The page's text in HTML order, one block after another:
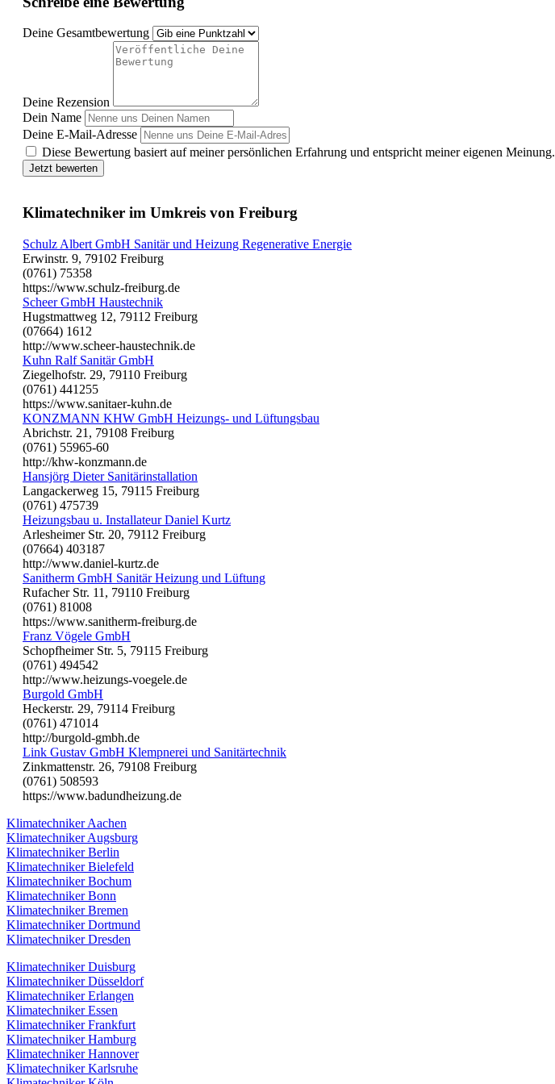
Deine Gesamtbewertung
Deine Rezension
Dein Name
Deine E-Mail-Adresse
Diese Bewertung basiert auf meiner persönlichen Erfahrung und entspricht meiner eigenen Meinung.
Jetzt bewerten
Klimatechniker im Umkreis von Freiburg
Schulz Albert GmbH Sanitär und Heizung Regenerative Energie
Erwinstr. 9, 79102 Freiburg
(0761) 75358
https://www.schulz-freiburg.de
Scheer GmbH Haustechnik
Hugstmattweg 12, 79112 Freiburg
(07664) 1612
http://www.scheer-haustechnik.de
Kuhn Ralf Sanitär GmbH
Ziegelhofstr. 29, 79110 Freiburg
(0761) 441255
https://www.sanitaer-kuhn.de
KONZMANN KHW GmbH Heizungs- und Lüftungsbau
Abrichstr. 21, 79108 Freiburg
(0761) 55965-60
http://khw-konzmann.de
Hansjörg Dieter Sanitärinstallation
Langackerweg 15, 79115 Freiburg
(0761) 475739
Heizungsbau u. Installateur Daniel Kurtz
Arlesheimer Str. 20, 79112 Freiburg
(07664) 403187
http://www.daniel-kurtz.de
Sanitherm GmbH Sanitär Heizung und Lüftung
Rufacher Str. 11, 79110 Freiburg
(0761) 81008
https://www.sanitherm-freiburg.de
Franz Vögele GmbH
Schopfheimer Str. 5, 79115 Freiburg
(0761) 494542
http://www.heizungs-voegele.de
Burgold GmbH
Heckerstr. 29, 79114 Freiburg
(0761) 471014
http://burgold-gmbh.de
Link Gustav GmbH Klempnerei und Sanitärtechnik
Zinkmattenstr. 26, 79108 Freiburg
(0761) 508593
https://www.badundheizung.de
Klimatechniker Aachen
Klimatechniker Augsburg
Klimatechniker Berlin
Klimatechniker Bielefeld
Klimatechniker Bochum
Klimatechniker Bonn
Klimatechniker Bremen
Klimatechniker Dortmund
Klimatechniker Dresden
Klimatechniker Duisburg
Klimatechniker Düsseldorf
Klimatechniker Erlangen
Klimatechniker Essen
Klimatechniker Frankfurt
Klimatechniker Hamburg
Klimatechniker Hannover
Klimatechniker Karlsruhe